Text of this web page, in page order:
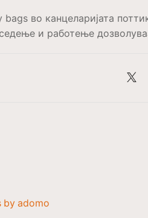
во канцеларијата
и работење
by adomo